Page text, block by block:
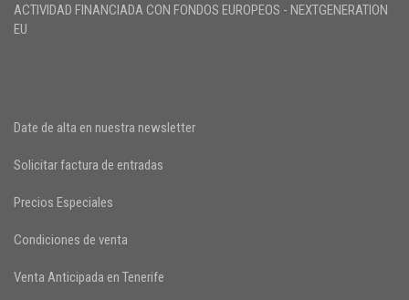
ACTIVIDAD FINANCIADA CON FONDOS EUROPEOS - NEXTGENERATION
EU
Date de alta en nuestra newsletter
Solicitar factura de entradas
Precios Especiales
Condiciones de venta
Venta Anticipada en Tenerife